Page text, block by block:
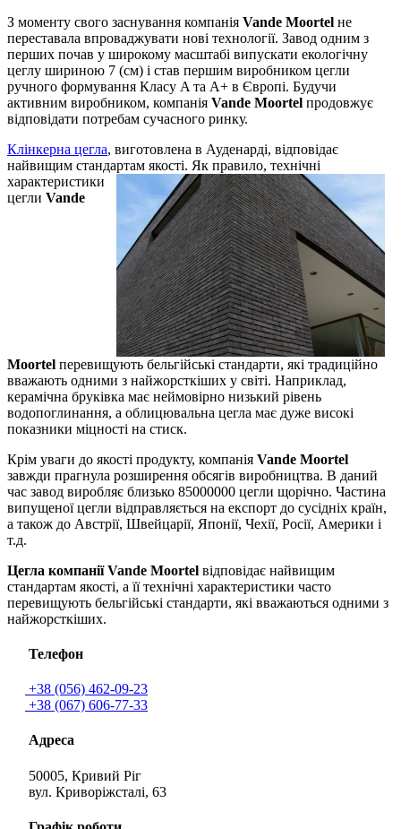
З моменту свого заснування компанія Vande Moortel не
переставала впроваджувати нові технології. Завод одним з
перших почав у широкому масштабі випускати екологічну
цеглу шириною 7 (см) і став першим виробником цегли
ручного формування Класу A та A+ в Європі. Будучи
активним виробником, компанія Vande Moortel продовжує
відповідати потребам сучасного ринку.
Клінкерна цегла, виготовлена ​​в Ауденарді, відповідає
найвищим стандартам якості. Як правило, технічні
характеристики
цегли Vande
Moortel перевищують бельгійські стандарти, які традиційно
вважають одними з найжорсткіших у світі. Наприклад,
керамічна бруківка має неймовірно низький рівень
водопоглинання, а облицювальна цегла має дуже високі
показники міцності на стиск.
Крім уваги до якості продукту, компанія Vande Moortel
завжди прагнула розширення обсягів виробництва. В даний
час завод виробляє близько 85000000 цегли щорічно. Частина
випущеної цегли відправляється на експорт до сусідніх країн,
а також до Австрії, Швейцарії, Японії, Чехії, Росії, Америки і
т.д.
Цегла компанії Vande Moortel відповідає найвищим
стандартам якості, а її технічні характеристики часто
перевищують бельгійські стандарти, які вважаються одними з
найжорсткіших.
Телефон
+38 (056) 462-09-23
+38 (067) 606-77-33
Адреса
50005, Кривий Ріг
вул. Криворіжсталі, 63